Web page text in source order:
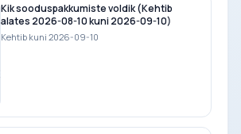
Kik sooduspakkumiste voldik (Kehtib
alates 2026-08-10 kuni 2026-09-10)
Kehtib kuni 2026-09-10